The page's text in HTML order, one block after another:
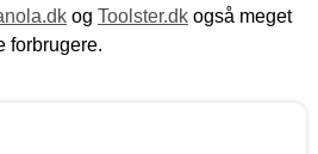
og Toolster.dk også meget
forbrugere.